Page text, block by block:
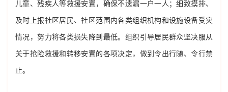
儿童、残疾人等救援安置，确保不遗漏一户一人；细致摸排、
及时上报社区居民、社区范围内各类组织机构和设施设备受灾
情况，努力将各类损失降到最低。组织引导居民群众坚决服从
关于抢险救援和转移安置的各项决定，做到令出行随、令行禁
止。